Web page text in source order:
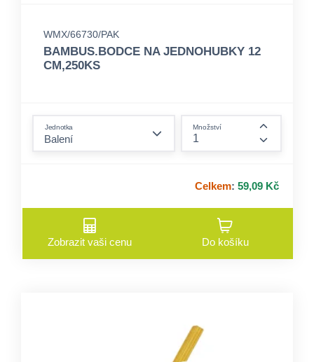
WMX/66730/PAK
BAMBUS.BODCE NA JEDNOHUBKY 12
CM,250KS
Jednotka Množství
Celkem: 59,09 Kč
Zobrazit vaši cenu Do košíku